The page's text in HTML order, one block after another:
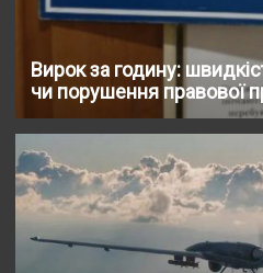
Вирок за годину:
чи порушення правової